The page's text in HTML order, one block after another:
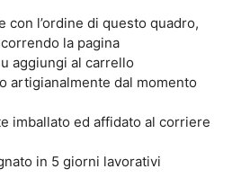
con l’ordine di questo quadro,
la pagina
aggiungi al carrello
artigianalmente dal momento
imballato ed affidato al corriere
in 5 giorni lavorativi